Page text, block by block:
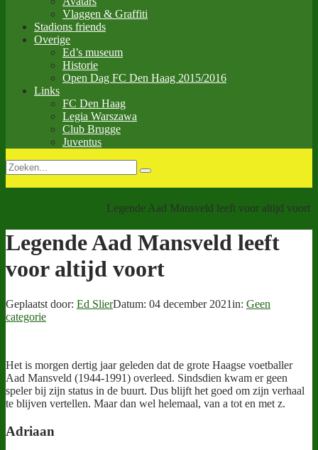
Vlaggen & Graffiti
Stadions friends
Overige
Ed’s museum
Historie
Open Dag FC Den Haag 2015/2016
Links
FC Den Haag
Legia Warszawa
Club Brugge
Juventus
Legende Aad Mansveld leeft voor altijd voort
Legende Aad Mansveld leeft
voor altijd voort
Geplaatst door: Ed SlierDatum: 04 december 2021in: Geen
categorie
Het is morgen dertig jaar geleden dat de grote Haagse voetballer
Aad Mansveld (1944-1991) overleed. Sindsdien kwam er geen
speler bij zijn status in de buurt. Dus blijft het goed om zijn verhaal
te blijven vertellen. Maar dan wel helemaal, van a tot en met z.
Adriaan